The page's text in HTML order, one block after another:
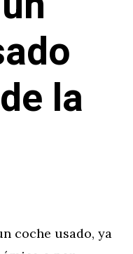
la
coche usado, ya